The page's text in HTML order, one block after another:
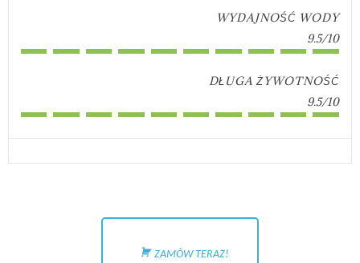
WYDAJNOŚĆ WODY
9.5/10
DŁUGA ŻYWOTNOŚĆ
9.5/10
ZAMÓW TERAZ!